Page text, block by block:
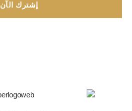
إشترك الآن